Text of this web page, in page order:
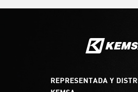
REPRESENTADA Y